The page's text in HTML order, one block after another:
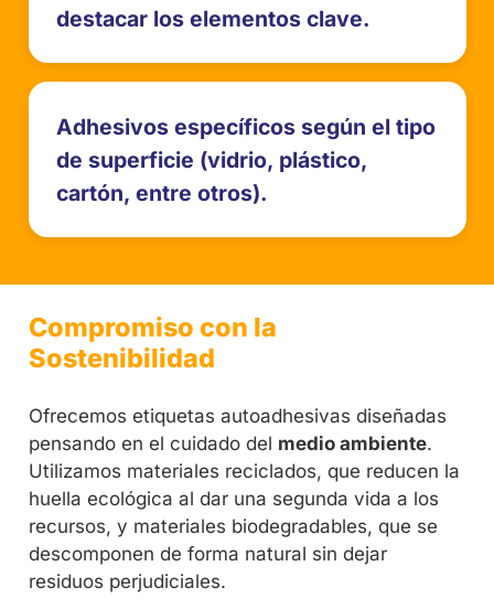
destacar los elementos clave.
Adhesivos específicos según el tipo
de superficie (vidrio, plástico,
cartón, entre otros).
Compromiso con la
Sostenibilidad
Ofrecemos etiquetas autoadhesivas diseñadas
pensando en el cuidado del medio ambiente.
Utilizamos materiales reciclados, que reducen la
huella ecológica al dar una segunda vida a los
recursos, y materiales biodegradables, que se
descomponen de forma natural sin dejar
residuos perjudiciales.